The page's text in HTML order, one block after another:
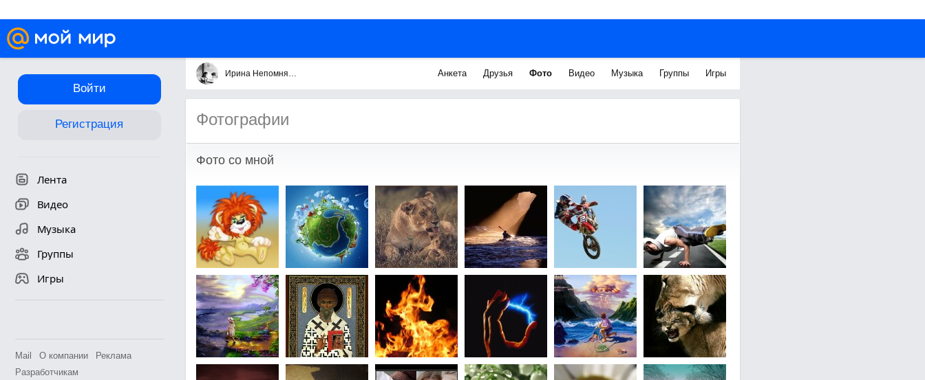
Войти
Регистрация
Лента
Видео
Музыка
Группы
Игры
Mail О компании
Реклама
Разработчикам
Ирина Непомнящая Анкета Друзья Фото Видео Музыка Группы Игры
Фотографии
Фото со мной